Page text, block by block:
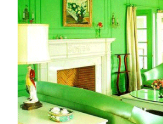
có
một
phòng